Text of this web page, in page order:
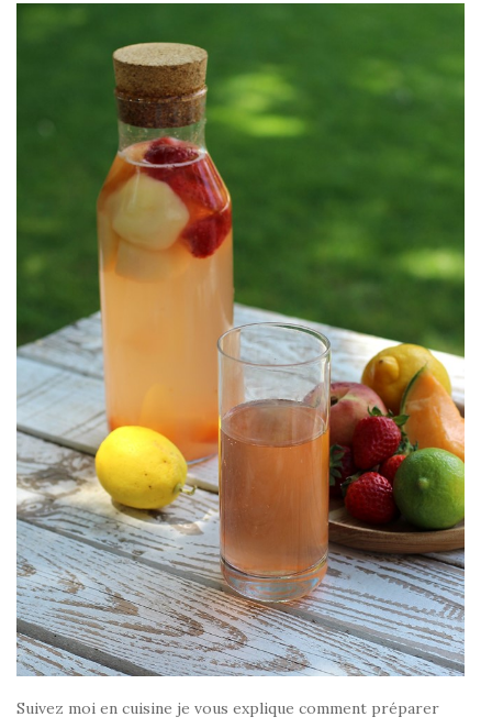
Suivez moi en cuisine je vous explique comment préparer